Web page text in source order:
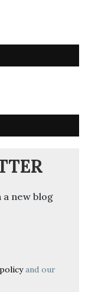
a new blog
and our